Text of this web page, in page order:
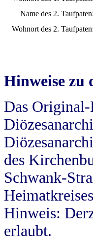
Name des 2. Taufpaten:
Wohnort des 2. Taufpaten:
Hinweise zu
Das
des
Schwank-
Hinweis:
erlaubt.